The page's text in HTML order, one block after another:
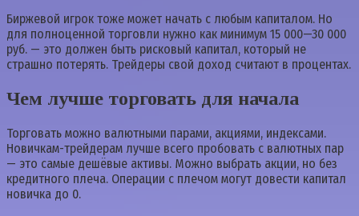
Биржевой игрок тоже может начать с любым капиталом. Но
для полноценной торговли нужно как минимум 15 000—30 000
руб. — это должен быть рисковый капитал, который не
страшно потерять. Трейдеры свой доход считают в процентах.
Чем лучше торговать для начала
Торговать можно валютными парами, акциями, индексами.
Новичкам-трейдерам лучше всего пробовать с валютных пар
— это самые дешёвые активы. Можно выбрать акции, но без
кредитного плеча. Операции с плечом могут довести капитал
новичка до 0.